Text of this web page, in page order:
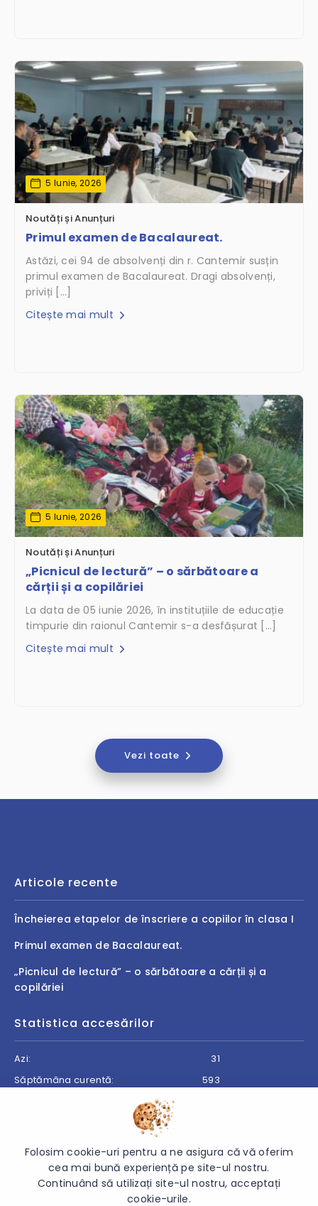
5 Iunie, 2026
Noutăți și Anunțuri
Primul examen de Bacalaureat.
Astăzi, cei 94 de absolvenți din r. Cantemir susțin
primul examen de Bacalaureat. Dragi absolvenți,
priviți […]
Citește mai mult
5 Iunie, 2026
Noutăți și Anunțuri
„Picnicul de lectură” – o sărbătoare a
cărții și a copilăriei
La data de 05 iunie 2026, în instituțiile de educație
timpurie din raionul Cantemir s-a desfășurat […]
Citește mai mult
Vezi toate
Articole recente
Încheierea etapelor de înscriere a copiilor în clasa I
Primul examen de Bacalaureat.
„Picnicul de lectură” – o sărbătoare a cărții și a
copilăriei
Statistica accesărilor
Azi:
31
Săptămâna curentă:
593
© 2026 Direcția Generală Învățământ Cantemir - Toate
Folosim cookie-uri pentru a ne asigura că vă oferim
cea mai bună experiență pe site-ul nostru.
Continuând să utilizați site-ul nostru, acceptați
cookie-urile.